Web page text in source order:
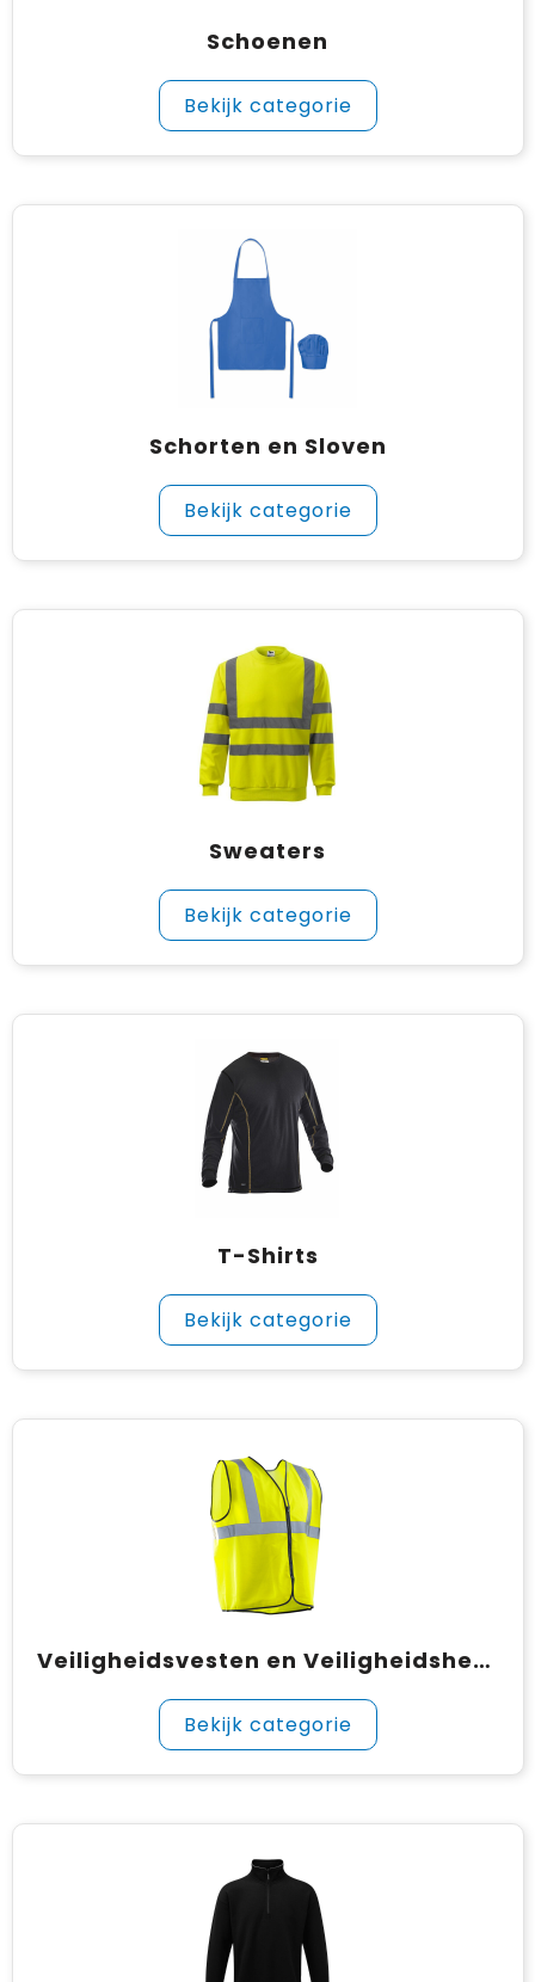
Schoenen
Bekijk categorie
Schorten en Sloven
Bekijk categorie
Sweaters
Bekijk categorie
T-Shirts
Bekijk categorie
Veiligheidsvesten en Veiligheidshesjes
Bekijk categorie